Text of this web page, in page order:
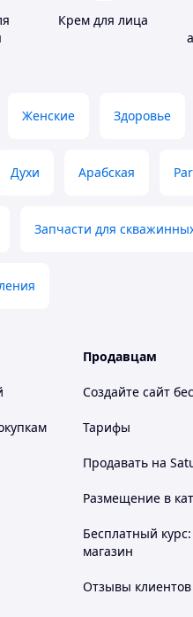
Крем для лица
Женские Здоровье
Духи Арабская
Запчасти для
Продавцам
Создайте сайт
Тарифы
Продавать на
Размещение в
Бесплатный
магазин
Отзывы